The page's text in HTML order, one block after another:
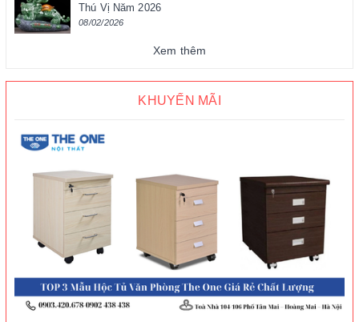
Thú Vị Năm 2026
08/02/2026
Xem thêm
KHUYẾN MÃI